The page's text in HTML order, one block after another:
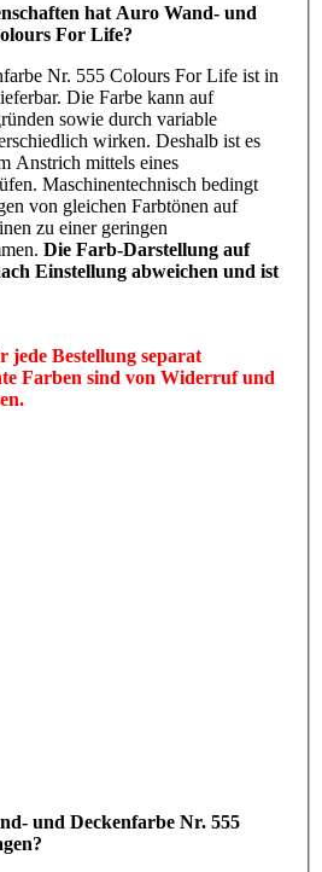
hat Auro Wand- und
For Life?
Nr. 555 Colours For Life ist in
Die Farbe kann auf
sowie durch variable
wirken. Deshalb ist es
Anstrich mittels eines
Maschinentechnisch bedingt
von gleichen Farbtönen auf
zu einer geringen
Die Farb-Darstellung auf
Einstellung abweichen und ist
Bestellung separat
Farben sind von Widerruf und
und Deckenfarbe Nr. 555